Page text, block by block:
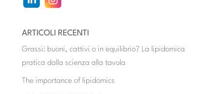
ARTICOLI RECENTI
Grassi: buoni, cattivi o in equilibrio? La lipidomica
pratica dalla scienza alla tavola
The importance of lipidomics